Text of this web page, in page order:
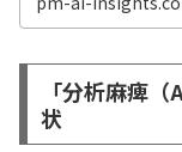
「分析麻痺
状